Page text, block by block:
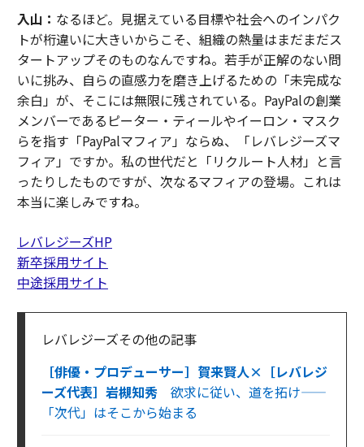
入山： なるほど。見据えている目標や社会へのインパク
トが桁違いに大きいからこそ、組織の熱量はまだまだス
タートアップそのものなんですね。若手が正解のない問
いに挑み、自らの直感力を磨き上げるための「未完成な
余白」が、そこには無限に残されている。PayPalの創業
メンバーであるピーター・ティールやイーロン・マスク
らを指す「PayPalマフィア」ならぬ、「レバレジーズマ
フィア」ですか。私の世代だと「リクルート人材」と言
ったりしたものですが、次なるマフィアの登場。これは
本当に楽しみですね。
レバレジーズHP
新卒採用サイト
中途採用サイト
レバレジーズその他の記事
［俳優・プロデューサー］賀来賢人×［レバレジ
ーズ代表］岩槻知秀 欲求に従い、道を拓け——
「次代」はそこから始まる